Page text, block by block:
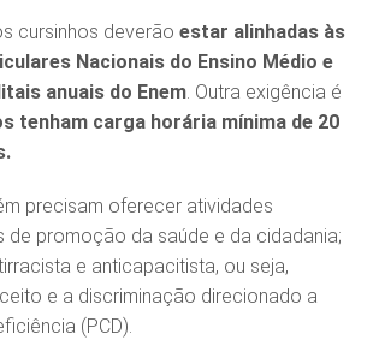
cursinhos deverão estar alinhadas às
Nacionais do Ensino Médio e
anuais do Enem. Outra exigência é
tenham carga horária mínima de 20
precisam oferecer atividades
de promoção da saúde e da cidadania;
e anticapacitista, ou seja,
e a discriminação direcionado a
(PCD).